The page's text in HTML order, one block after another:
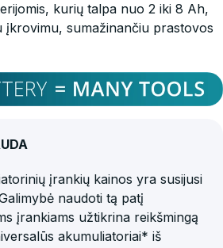
kurių talpa nuo 2 iki 8 Ah,
įkrovimu, sumažinančiu prastovos
įrankių kainos yra susijusi
naudoti tą patį
įrankiams užtikrina reikšmingą
akumuliatoriai* iš